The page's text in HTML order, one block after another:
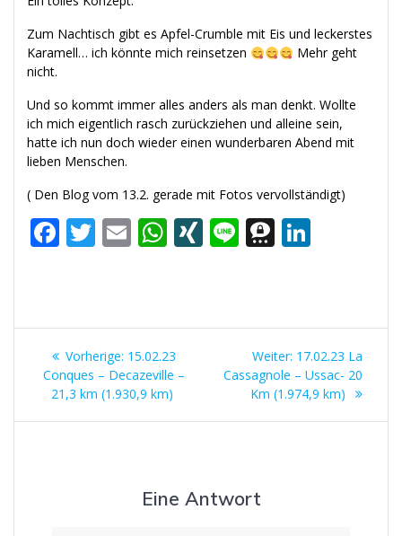
Zum Nachtisch gibt es Apfel-Crumble mit Eis und leckerstes
Karamell… ich könnte mich reinsetzen
Mehr geht
nicht.
Und so kommt immer alles anders als man denkt. Wollte
ich mich eigentlich rasch zurückziehen und alleine sein,
hatte ich nun doch wieder einen wunderbaren Abend mit
lieben Menschen.
( Den Blog vom 13.2. gerade mit Fotos vervollständigt)
F
b
o
o
k
T
er
E
l
W
s
A
p
p
XI Li T
e
m
a
e
dI
n
Beitrags-
Navigation
Vorherige: Vorheriger
Beitrag:
15.02.23
Conques – Decazeville –
21,3 km (1.930,9 km)
Weiter: Nächster
Beitrag:
17.02.23 La
Cassagnole – Ussac- 20
Km (1.974,9 km)
Eine Antwort